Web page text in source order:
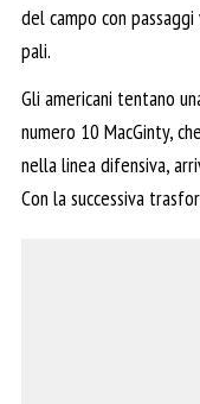
del campo con
pali.
Gli americani tentano
numero 10 MacGinty,
nella linea difensiva,
Con la successiva